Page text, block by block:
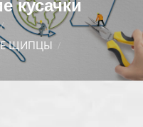
кусачки
ЩИПЦЫ